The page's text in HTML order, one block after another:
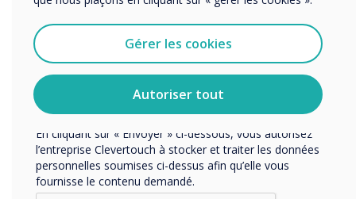
“
Klausner est un partenaire
de confiance depuis de
nombreuses années. Son
Gérer les cookies
Autoriser tout
Clevertouch.
Vous pouvez vous désabonner de ces communications à
tout moment. Consultez notre Politique de confidentialité
pour en savoir plus sur nos modalités de
désabonnement, nos politiques de confidentialité et sur
notre engagement vis-à-vis de la protection et du respect
de la vie privée.
En cliquant sur « Envoyer » ci-dessous, vous autorisez
l’entreprise Clevertouch à stocker et traiter les données
personnelles soumises ci-dessus afin qu’elle vous
fournisse le contenu demandé.